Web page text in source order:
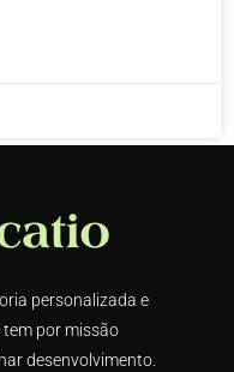
personalizada e
por missão
desenvolvimento.